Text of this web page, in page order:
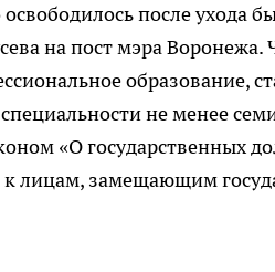
после ухода
на пост мэра
образование,
не менее
«О государственных
к лицам, замещающим